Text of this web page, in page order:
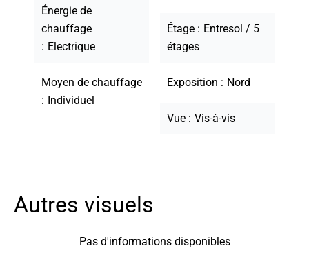
Énergie de
chauffage
Electrique
Moyen de chauffage
Individuel
Étage
Entresol / 5
étages
Exposition Nord
Vue Vis-à-vis
Autres visuels
Pas d'informations disponibles